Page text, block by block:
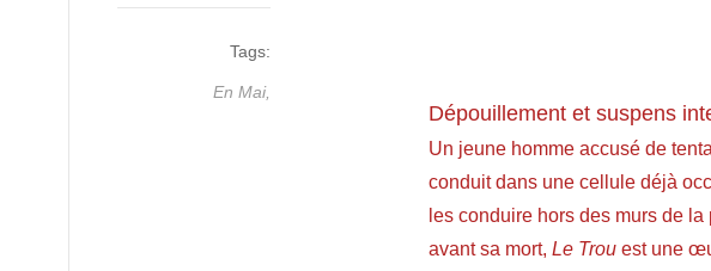
Tags:
En Mai,
Dépouillement et suspens
Un jeune homme accusé de
conduit dans une cellule déjà
les conduire hors des murs de
avant sa mort, Le Trou est une